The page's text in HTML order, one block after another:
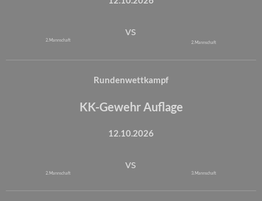
2. Mannschaft
vs
2. Mannschaft
Rundenwettkampf
KK-Gewehr Auflage
12.10.2026
2. Mannschaft
vs
3. Mannschaft